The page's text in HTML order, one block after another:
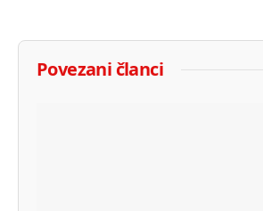
Povezani članci